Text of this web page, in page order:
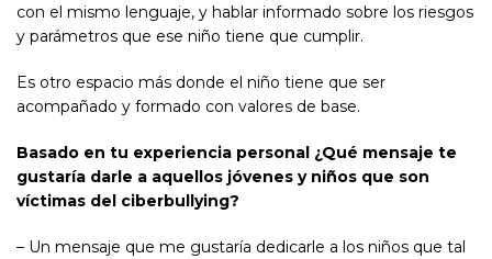
con el mismo lenguaje, y hablar informado sobre los riesgos
y parámetros que ese niño tiene que cumplir.
Es otro espacio más donde el niño tiene que ser
acompañado y formado con valores de base.
Basado en tu experiencia personal ¿Qué mensaje te
gustaría darle a aquellos jóvenes y niños que son
víctimas del ciberbullying?
– Un mensaje que me gustaría dedicarle a los niños que tal